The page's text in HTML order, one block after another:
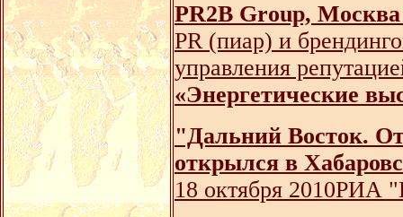
PR2B Group,
PR (пиар) и
управления
«Энергетические
"Дальний Восток.
открылся в
18 октября 2010РИА